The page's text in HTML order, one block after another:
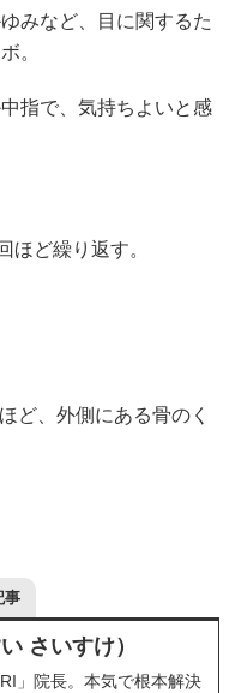
みなど、目に関するた
。
指で、気持ちよいと感
ほど繰り返す。
ど、外側にある骨のく
事
さいすけ）
」院長。本気で根本解決